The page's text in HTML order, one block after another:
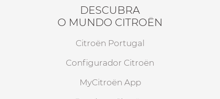
DESCUBRA
O MUNDO CITROËN
Citroën Portugal
Configurador Citroën
MyCitroën App